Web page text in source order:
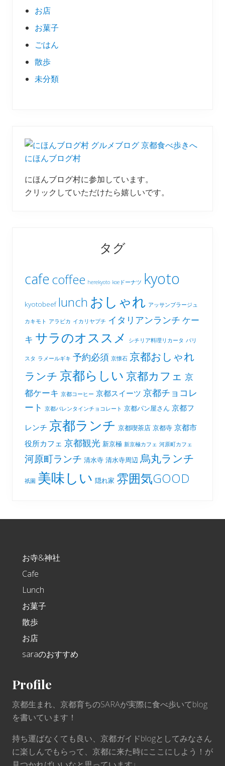
お店
お菓子
ごはん
散歩
未分類
にほんブログ村
にほんブログ村に参加しています。
クリックしていただけたら嬉しいです。
タグ
cafe coffee herekyoto koeドーナツ kyoto
kyotobeef lunch おしゃれ アッサンブラージュ
カキモト アラビカ イカリヤプチ イタリアンランチ ケー
キ サラのオススメ シチリア料理リカータ バリ
スタ ラメールギキ 予約必須 京懐石 京都おしゃれ
ランチ 京都らしい 京都カフェ 京
都ケーキ 京都コーヒー 京都スイーツ 京都チョコレ
ート 京都バレンタインチョコレート 京都パン屋さん 京都フ
レンチ 京都ランチ 京都喫茶店 京都寺 京都市
役所カフェ 京都観光 新京極 新京極カフェ 河原町カフェ
河原町ランチ 清水寺 清水寺周辺 烏丸ランチ
祇園 美味しい 隠れ家 雰囲気GOOD
お寺&神社
Cafe
Lunch
お菓子
散歩
お店
saraのおすすめ
Profile
京都生まれ、京都育ちのSARAが実際に食べ歩いてblog
を書いています！
持ち運ばなくても良い、京都ガイドblogとしてみなさん
に楽しんでもらって、京都に来た時にここにしよう！が